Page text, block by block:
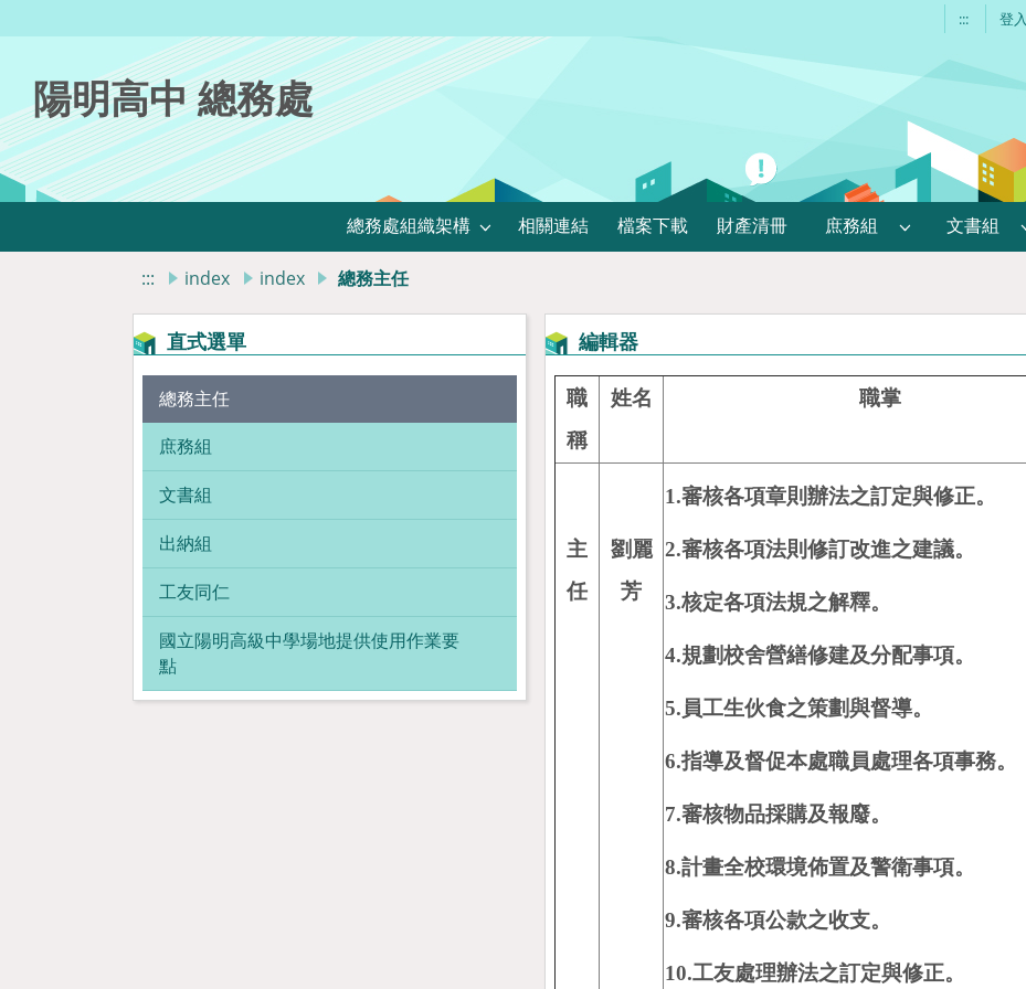
::: 登入
陽明高中 總務處
總務處組織架構 相關連結 檔案下載 財產清冊 庶務組 文書組
::: index index 總務主任
直式選單
總務主任
庶務組
文書組
出納組
工友同仁
國立陽明高級中學場地提供使用作業要
點
編輯器
職
稱
姓名 職掌
主
任
劉麗
芳
1.審核各項章則辦法之訂定與修正。
2.審核各項法則修訂改進之建議。
3.核定各項法規之解釋。
4.規劃校舍營繕修建及分配事項。
5.員工生伙食之策劃與督導。
6.指導及督促本處職員處理各項事務。
7.審核物品採購及報廢。
8.計畫全校環境佈置及警衛事項。
9.審核各項公款之收支。
10.工友處理辦法之訂定與修正。